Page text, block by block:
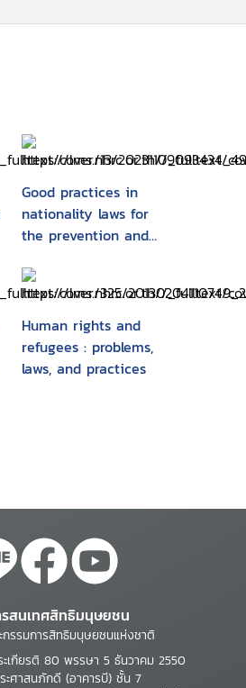
Good practices in
nationality laws for
the prevention and
statelessness
Human rights and
refugees : problems,
laws, and practices
สนเทศสิทธิมนุษยชน
รรมการสิทธิมนุษยชนแห่งชาติ
เกียรติ 80 พรรษา 5 ธันวาคม 2550
ะศาสนภักดี (อาคารบี) ชั้น 7